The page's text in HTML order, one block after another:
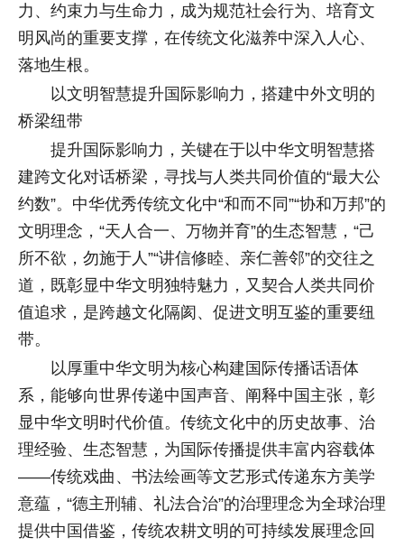
力、约束力与生命力，成为规范社会行为、培育文
明风尚的重要支撑，在传统文化滋养中深入人心、
落地生根。
以文明智慧提升国际影响力，搭建中外文明的
桥梁纽带
提升国际影响力，关键在于以中华文明智慧搭
建跨文化对话桥梁，寻找与人类共同价值的“最大公
约数”。中华优秀传统文化中“和而不同”“协和万邦”的
文明理念，“天人合一、万物并育”的生态智慧，“己
所不欲，勿施于人”“讲信修睦、亲仁善邻”的交往之
道，既彰显中华文明独特魅力，又契合人类共同价
值追求，是跨越文化隔阂、促进文明互鉴的重要纽
带。
以厚重中华文明为核心构建国际传播话语体
系，能够向世界传递中国声音、阐释中国主张，彰
显中华文明时代价值。传统文化中的历史故事、治
理经验、生态智慧，为国际传播提供丰富内容载体
——传统戏曲、书法绘画等文艺形式传递东方美学
意蕴，“德主刑辅、礼法合治”的治理理念为全球治理
提供中国借鉴，传统农耕文明的可持续发展理念回